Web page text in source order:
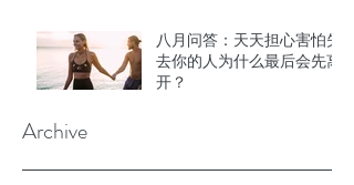
八月问答：天天担心害怕失
去你的人为什么最后会先离
开？
Archive